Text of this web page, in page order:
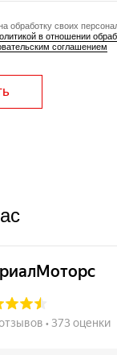
обработку своих
в отношении
соглашением